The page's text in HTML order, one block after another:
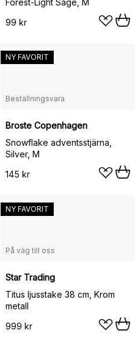
99 kr
Beställningsvara
Broste Copenhagen
Snowflake adventsstjärna,
Silver, M
145 kr
NY FAVORIT
På väg till oss
Star Trading
Titus ljusstake 38 cm, Krom
metall
999 kr
NY FAVORIT